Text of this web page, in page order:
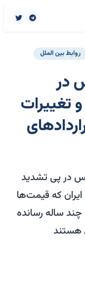
روابط بین الملل
در
تغییرات
در پی تشدید
که قیمت‌ها
چند ساله رسانده
هستند